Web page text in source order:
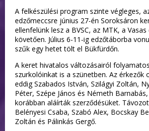
A felkészülési program szinte végleges,
edzőmeccsre június 27-én Soroksáron
ellenfelünk lesz a BVSC, az MTK, a
követően. Július 6-11-ig edzőtáborba
szűk egy hetet tölt el Bükfürdőn.
A keret hivatalos változásairól
szurkolóinkat is a szünetben. Az érkezők
eddig Szabados István, Szilágyi Zoltán,
Péter, Szépe János és Németh
korábban aláírták szerződésüket.
Belényesi Csaba, Szabó Alex, Bocskay
Zoltán és Pálinkás Gergő.